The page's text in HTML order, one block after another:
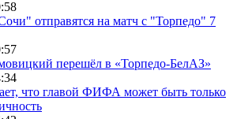
отправятся на матч с "Торпедо" 7
перешёл в «Торпедо-БелАЗ»
что главой ФИФА может быть только